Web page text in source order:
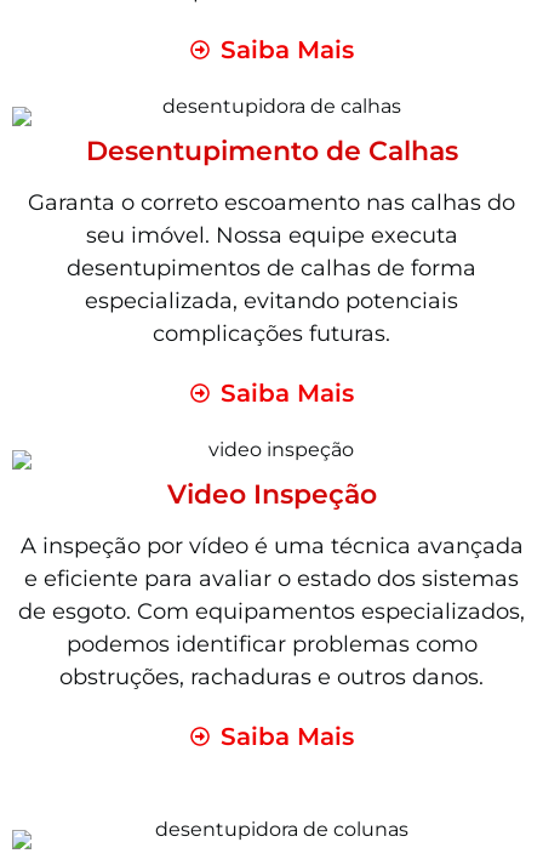
Saiba Mais
Desentupimento de Calhas
Garanta o correto escoamento nas calhas do
seu imóvel. Nossa equipe executa
desentupimentos de calhas de forma
especializada, evitando potenciais
complicações futuras.
Saiba Mais
Video Inspeção
A inspeção por vídeo é uma técnica avançada
e eficiente para avaliar o estado dos sistemas
de esgoto. Com equipamentos especializados,
podemos identificar problemas como
obstruções, rachaduras e outros danos.
Saiba Mais